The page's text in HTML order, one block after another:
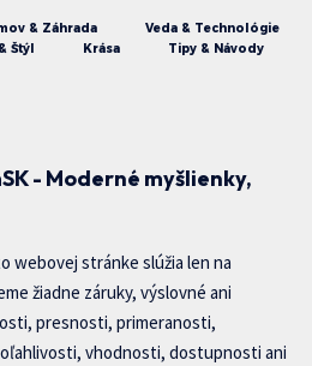
& Záhrada
Veda & Technológie
Štýl Krása Tipy & Návody
- Moderné myšlienky,
webovej stránke slúžia len na
žiadne záruky, výslovné ani
presnosti, primeranosti,
vhodnosti, dostupnosti ani